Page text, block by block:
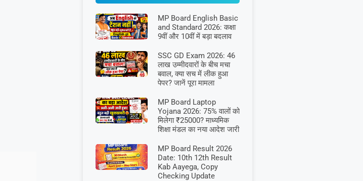
MP Board English Basic
and Standard 2026: कक्षा
9वीं और 10वीं में बड़ा बदलाव
SSC GD Exam 2026: 46
लाख उम्मीदवारों के बीच मचा
बवाल, क्या सच में लीक हुआ
पेपर? जानें पूरा मामला
MP Board Laptop
Yojana 2026: 75% वालों को
मिलेगा ₹25000? माध्यमिक
शिक्षा मंडल का नया आदेश जारी
MP Board Result 2026
Date: 10th 12th Result
Kab Aayega, Copy
Checking Update